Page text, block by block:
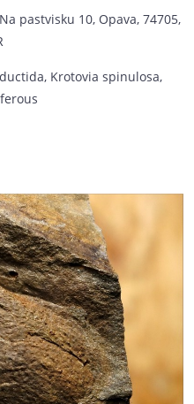
pastvisku 10, Opava, 74705,
Krotovia spinulosa,